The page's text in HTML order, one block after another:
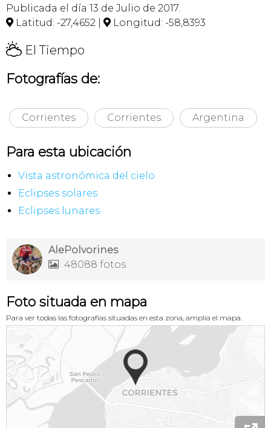
Publicada el día 13 de Julio de 2017.
 Latitud: -27,4652 |  Longitud: -58,8393
H El Tiempo
Fotografías de:
Corrientes Corrientes Argentina
Para esta ubicación
Vista astronómica del cielo
Eclipses solares
Eclipses lunares
AlePolvorines
 48088 fotos
Foto situada en mapa
Para ver todas las fotografías situadas en esta zona, amplía el mapa.